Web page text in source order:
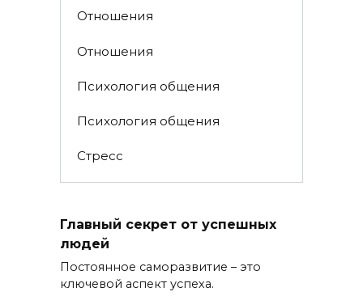
Отношения
Отношения
Психология общения
Психология общения
Стресс
Главный секрет от успешных
людей
Постоянное саморазвитие – это
ключевой аспект успеха.